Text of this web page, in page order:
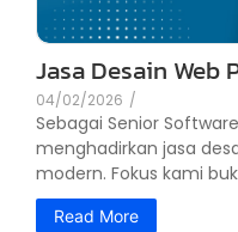
Jasa Desain Web
04/02/2026 /
Sebagai Senior
menghadirkan jasa
modern. Fokus kami
Read More